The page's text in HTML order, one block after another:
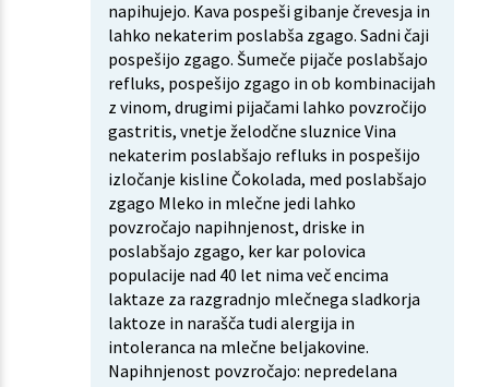
napihujejo. Kava pospeši gibanje črevesja in
lahko nekaterim poslabša zgago. Sadni čaji
pospešijo zgago. Šumeče pijače poslabšajo
refluks, pospešijo zgago in ob kombinacijah
z vinom, drugimi pijačami lahko povzročijo
gastritis, vnetje želodčne sluznice Vina
nekaterim poslabšajo refluks in pospešijo
izločanje kisline Čokolada, med poslabšajo
zgago Mleko in mlečne jedi lahko
povzročajo napihnjenost, driske in
poslabšajo zgago, ker kar polovica
populacije nad 40 let nima več encima
laktaze za razgradnjo mlečnega sladkorja
laktoze in narašča tudi alergija in
intoleranca na mlečne beljakovine.
Napihnjenost povzročajo: nepredelana